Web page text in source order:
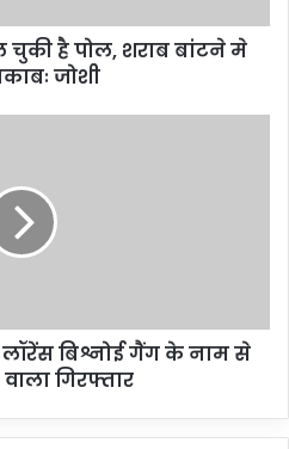
चुकी है पोल, शराब बांटने मे
जोशी
बिश्नोई गैंग के नाम से
गिरफ्तार